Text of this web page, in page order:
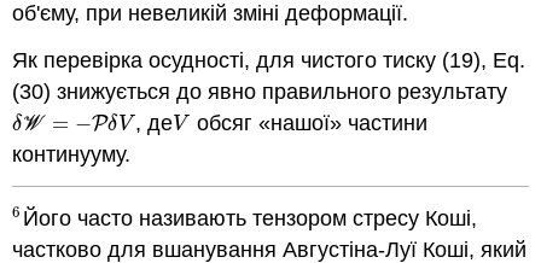
об'єму, при невеликій зміні деформації.
Як перевірка осудності, для чистого тиску (19), Eq.
(30) знижується до явно правильного результату
δW = −PδV
δW =− PδV , деV
V обсяг «нашої» частини
континууму.
6
6Його часто називають тензором стресу Коші,
частково для вшанування Августіна-Луї Коші, який